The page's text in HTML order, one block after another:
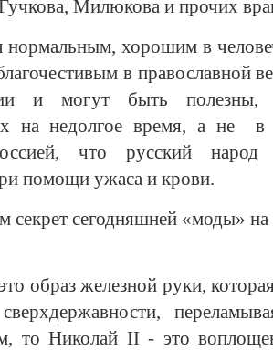
Милюкова и прочих
хорошим в
в православной
и могут быть
на недолгое время, а не
что русский народ
помощи ужаса и крови.
секрет сегодняшней «моды»
образ железной руки,
то Николай II - это